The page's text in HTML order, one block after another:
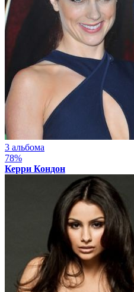
3 альбома
78%
Керри Кондон